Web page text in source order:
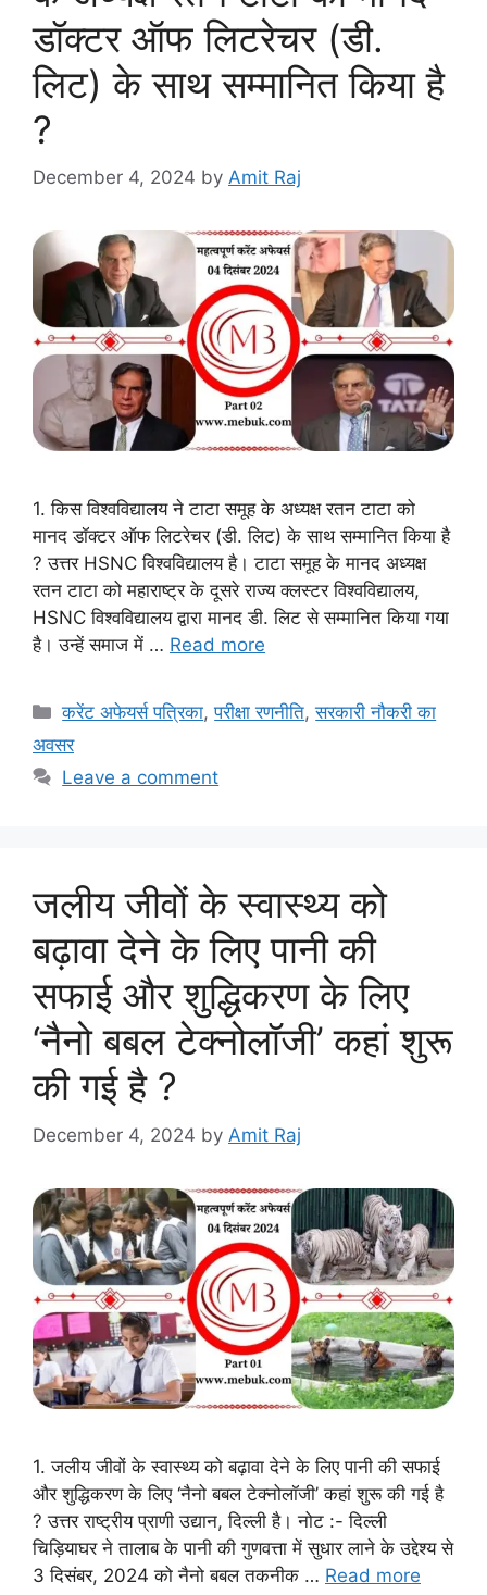
डॉक्टर ऑफ लिटरेचर (डी.
लिट) के साथ सम्मानित किया है
?
December 4, 2024 by Amit Raj
1. किस विश्वविद्यालय ने टाटा समूह के अध्यक्ष रतन टाटा को
मानद डॉक्टर ऑफ लिटरेचर (डी. लिट) के साथ सम्मानित किया है
? उत्तर HSNC विश्वविद्यालय है। टाटा समूह के मानद अध्यक्ष
रतन टाटा को महाराष्ट्र के दूसरे राज्य क्लस्टर विश्वविद्यालय,
HSNC विश्वविद्यालय द्वारा मानद डी. लिट से सम्मानित किया गया
है। उन्हें समाज में … Read more
Categories
करेंट अफेयर्स पत्रिका,परीक्षा रणनीति,सरकारी नौकरी का
अवसर
Leave a comment
जलीय जीवों के स्वास्थ्य को
बढ़ावा देने के लिए पानी की
सफाई और शुद्धिकरण के लिए
‘नैनो बबल टेक्नोलॉजी’ कहां शुरू
की गई है ?
December 4, 2024 by Amit Raj
1. जलीय जीवों के स्वास्थ्य को बढ़ावा देने के लिए पानी की सफाई
और शुद्धिकरण के लिए ‘नैनो बबल टेक्नोलॉजी’ कहां शुरू की गई है
? उत्तर राष्ट्रीय प्राणी उद्यान, दिल्ली है। नोट :- दिल्ली
चिड़ियाघर ने तालाब के पानी की गुणवत्ता में सुधार लाने के उद्देश्य से
3 दिसंबर, 2024 को नैनो बबल तकनीक … Read more